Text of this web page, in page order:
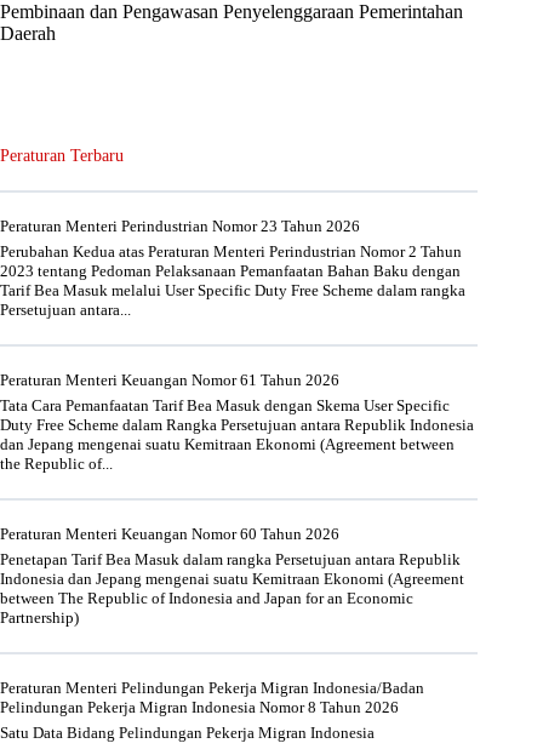
Pembinaan dan Pengawasan Penyelenggaraan Pemerintahan
Daerah
Peraturan Terbaru
Peraturan Menteri Perindustrian Nomor 23 Tahun 2026
Perubahan Kedua atas Peraturan Menteri Perindustrian Nomor 2 Tahun
2023 tentang Pedoman Pelaksanaan Pemanfaatan Bahan Baku dengan
Tarif Bea Masuk melalui User Specific Duty Free Scheme dalam rangka
Persetujuan antara...
Peraturan Menteri Keuangan Nomor 61 Tahun 2026
Tata Cara Pemanfaatan Tarif Bea Masuk dengan Skema User Specific
Duty Free Scheme dalam Rangka Persetujuan antara Republik Indonesia
dan Jepang mengenai suatu Kemitraan Ekonomi (Agreement between
the Republic of...
Peraturan Menteri Keuangan Nomor 60 Tahun 2026
Penetapan Tarif Bea Masuk dalam rangka Persetujuan antara Republik
Indonesia dan Jepang mengenai suatu Kemitraan Ekonomi (Agreement
between The Republic of Indonesia and Japan for an Economic
Partnership)
Peraturan Menteri Pelindungan Pekerja Migran Indonesia/Badan
Pelindungan Pekerja Migran Indonesia Nomor 8 Tahun 2026
Satu Data Bidang Pelindungan Pekerja Migran Indonesia